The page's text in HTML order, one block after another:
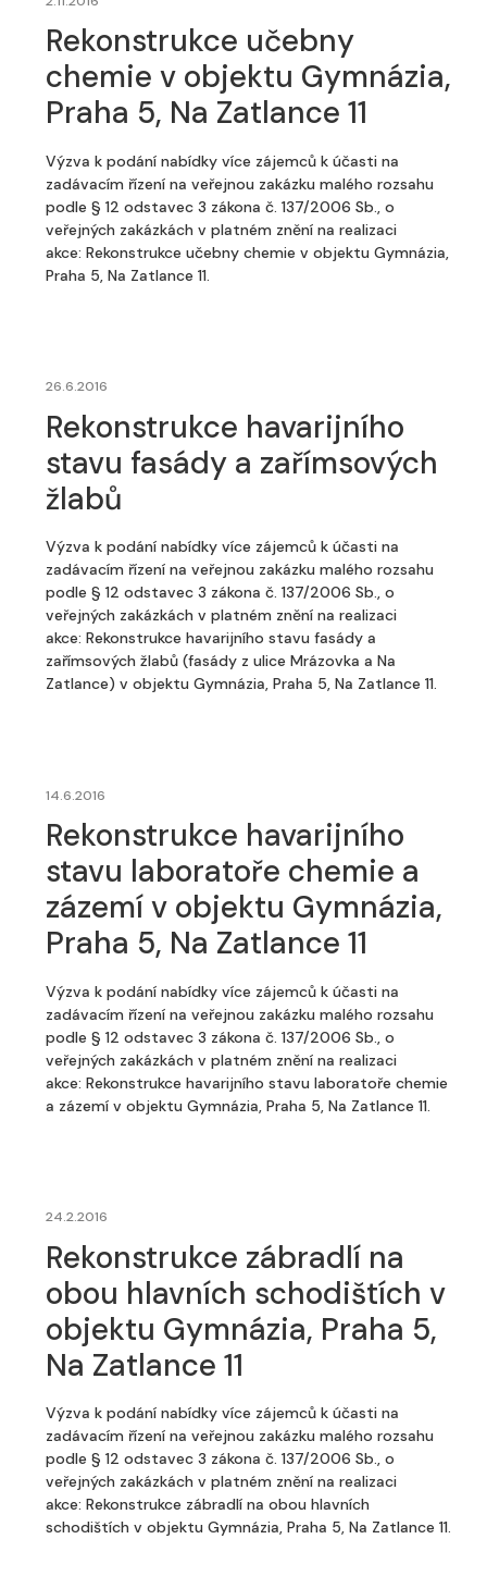
Rekonstrukce učebny
chemie v objektu Gymnázia,
Praha 5, Na Zatlance 11
Výzva k podání nabídky více zájemců k účasti na
zadávacím řízení na veřejnou zakázku malého rozsahu
podle § 12 odstavec 3 zákona č. 137/2006 Sb., o
veřejných zakázkách v platném znění na realizaci
akce: Rekonstrukce učebny chemie v objektu Gymnázia,
Praha 5, Na Zatlance 11.
26.6.2016
Rekonstrukce havarijního
stavu fasády a zařímsových
žlabů
Výzva k podání nabídky více zájemců k účasti na
zadávacím řízení na veřejnou zakázku malého rozsahu
podle § 12 odstavec 3 zákona č. 137/2006 Sb., o
veřejných zakázkách v platném znění na realizaci
akce: Rekonstrukce havarijního stavu fasády a
zařímsových žlabů (fasády z ulice Mrázovka a Na
Zatlance) v objektu Gymnázia, Praha 5, Na Zatlance 11.
14.6.2016
Rekonstrukce havarijního
stavu laboratoře chemie a
zázemí v objektu Gymnázia,
Praha 5, Na Zatlance 11
Výzva k podání nabídky více zájemců k účasti na
zadávacím řízení na veřejnou zakázku malého rozsahu
podle § 12 odstavec 3 zákona č. 137/2006 Sb., o
veřejných zakázkách v platném znění na realizaci
akce: Rekonstrukce havarijního stavu laboratoře chemie
a zázemí v objektu Gymnázia, Praha 5, Na Zatlance 11.
24.2.2016
Rekonstrukce zábradlí na
obou hlavních schodištích v
objektu Gymnázia, Praha 5,
Na Zatlance 11
Výzva k podání nabídky více zájemců k účasti na
zadávacím řízení na veřejnou zakázku malého rozsahu
podle § 12 odstavec 3 zákona č. 137/2006 Sb., o
veřejných zakázkách v platném znění na realizaci
akce: Rekonstrukce zábradlí na obou hlavních
schodištích v objektu Gymnázia, Praha 5, Na Zatlance 11.